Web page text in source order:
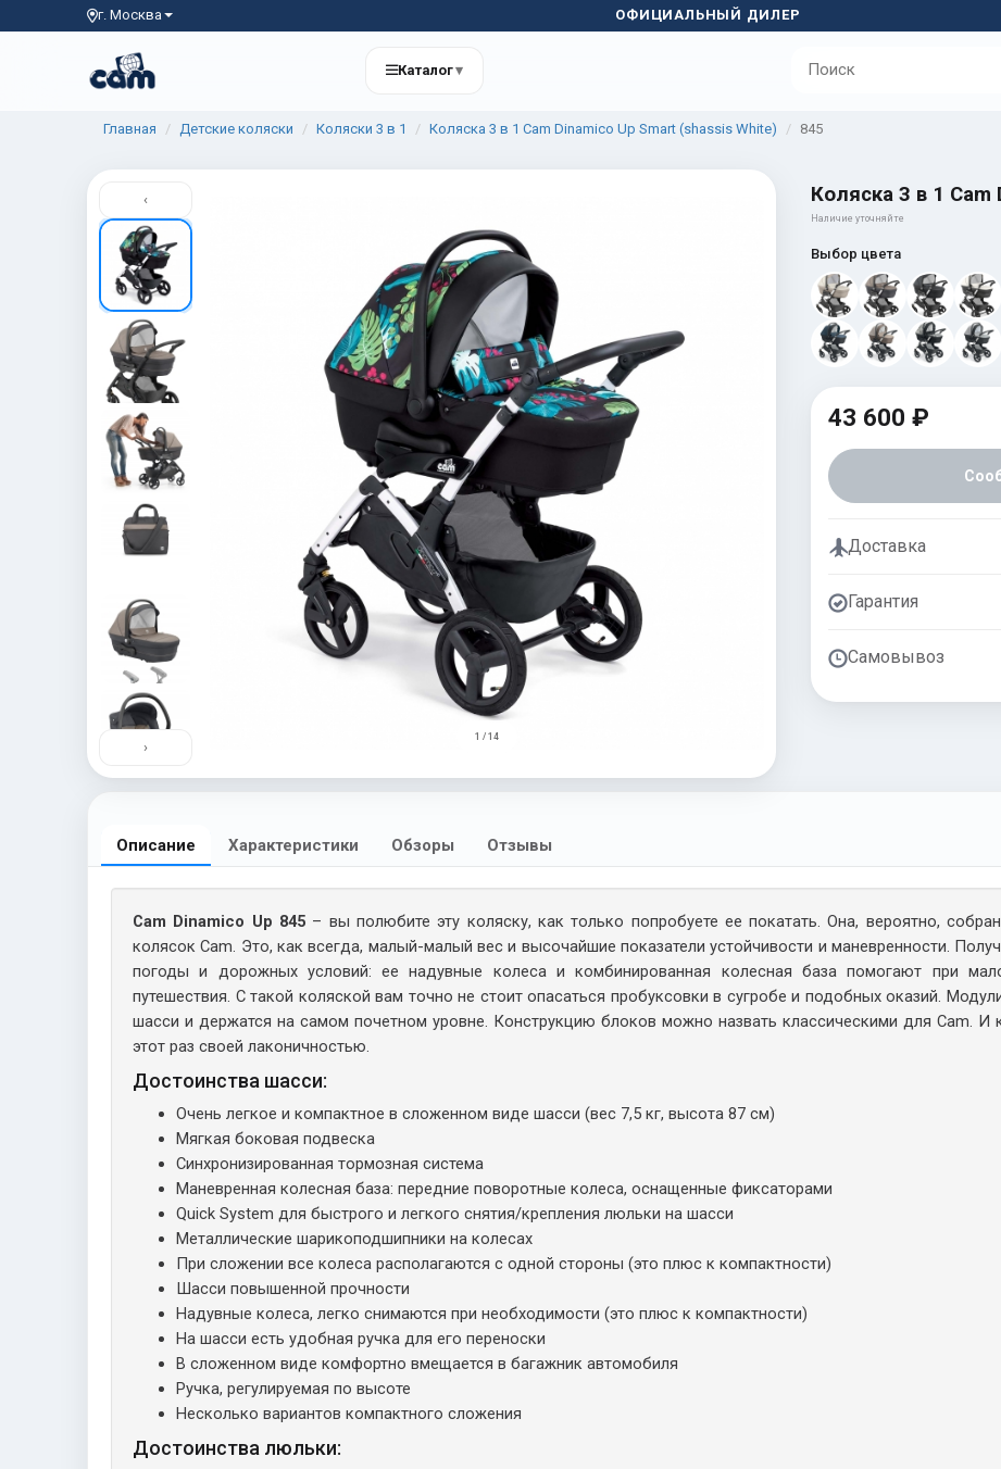
г. Москва ОФИЦИАЛЬНЫЙ ДИЛЕР
Каталог▾
Главная Детские коляски Коляски 3 в 1 Коляска 3 в 1 Cam Dinamico Up Smart (shassis White) 845
‹
›
1 / 14
Коляска 3 в 1
Наличие уточняйте
Выбор цвета
43 600 ₽
Доставка
Гарантия
Самовывоз
Описание Характеристики Обзоры Отзывы
Cam Dinamico Up 845– вы полюбите эту коляску, как только попробуете ее покатать. Она, вероятно,
колясок Cam. Это, как всегда, малый-малый вес и высочайшие показатели устойчивости и маневренности.
погоды и дорожных условий: ее надувные колеса и комбинированная колесная база помогают при
путешествия. С такой коляской вам точно не стоит опасаться пробуксовки в сугробе и подобных оказий.
шасси и держатся на самом почетном уровне. Конструкцию блоков можно назвать классическими для Cam. И
этот раз своей лаконичностью.
Достоинства шасси:
Очень легкое и компактное в сложенном виде шасси (вес 7,5 кг, высота 87 см)
Мягкая боковая подвеска
Синхронизированная тормозная система
Маневренная колесная база: передние поворотные колеса, оснащенные фиксаторами
Quick System для быстрого и легкого снятия/крепления люльки на шасси
Металлические шарикоподшипники на колесах
При сложении все колеса располагаются с одной стороны (это плюс к компактности)
Шасси повышенной прочности
Надувные колеса, легко снимаются при необходимости (это плюс к компактности)
На шасси есть удобная ручка для его переноски
В сложенном виде комфортно вмещается в багажник автомобиля
Ручка, регулируемая по высоте
Несколько вариантов компактного сложения
Достоинства люльки: